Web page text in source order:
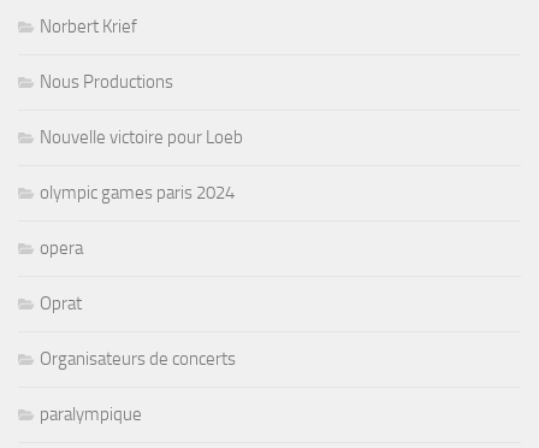
Norbert Krief
Nous Productions
Nouvelle victoire pour Loeb
olympic games paris 2024
opera
Oprat
Organisateurs de concerts
paralympique